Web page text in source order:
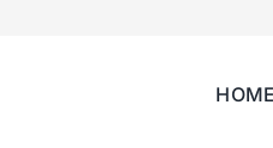
HOME